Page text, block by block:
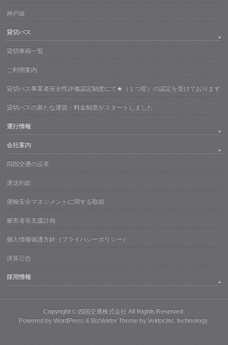
神戸線
貸切バス
貸切車両一覧
ご利用案内
貸切バス事業者安全性評価認定制度にて★（１つ星）の認定を受けております
貸切バスの新たな運賃・料金制度がスタートしました
運行情報
会社案内
四国交通の沿革
運送約款
運輸安全マネジメントに関する取組
被害者等支援計画
個人情報保護方針（プライバシーポリシー）
決算公告
採用情報
Copyright © 四国交通株式会社All Rights Reserved.
Powered byWordPress & BizVektor Theme byVektor,Inc. technology.